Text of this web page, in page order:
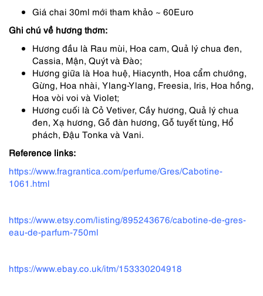
Giá chai 30ml mới tham khảo ~ 60Euro
Ghi chú về hương thơm:
Hương đầu là Rau mùi, Hoa cam, Quả lý chua đen,
Cassia, Mận, Quýt và Đào;
Hương giữa là Hoa huệ, Hiacynth, Hoa cẩm chướng,
Gừng, Hoa nhài, Ylang-Ylang, Freesia, Iris, Hoa hồng,
Hoa vòi voi và Violet;
Hương cuối là Cỏ Vetiver, Cầy hương, Quả lý chua
đen, Xạ hương, Gỗ đàn hương, Gỗ tuyết tùng, Hổ
phách, Đậu Tonka và Vani.
Reference links:
https://www.fragrantica.com/perfume/Gres/Cabotine-
1061.html
https://www.etsy.com/listing/895243676/cabotine-de-gres-
eau-de-parfum-750ml
https://www.ebay.co.uk/itm/153330204918